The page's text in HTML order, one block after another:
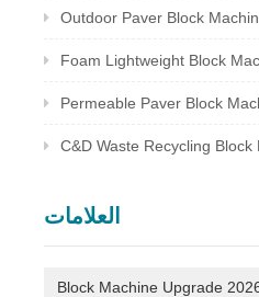
Outdoor Paver Block Machine 2026: Landscape &
Foam Lightweight Block Machine 2026: Insulated Bricks for
Permeable Paver Block Machine 2026: Sponge City Business &
C&D Waste Recycling Block Machine 2026: Turn Construction
العلامات
Block Machine Upgrade